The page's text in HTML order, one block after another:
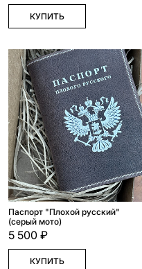
КУПИТЬ
Паспорт "Плохой русский"
(серый мото)
5 500 ₽
КУПИТЬ